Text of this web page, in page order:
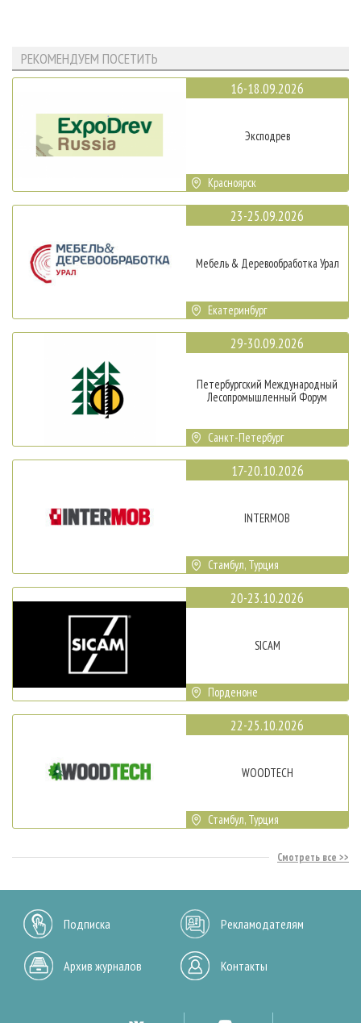
РЕКОМЕНДУЕМ ПОСЕТИТЬ
16-18.09.2026
Эксподрев
Красноярск
23-25.09.2026
Мебель & Деревообработка Урал
Екатеринбург
29-30.09.2026
Петербургский Международный
Лесопромышленный Форум
Санкт-Петербург
17-20.10.2026
INTERMOB
Стамбул, Турция
20-23.10.2026
SICAM
Порденоне
22-25.10.2026
WOODTECH
Стамбул, Турция
Смотреть все
Подписка Рекламодателям
Архив журналов Контакты